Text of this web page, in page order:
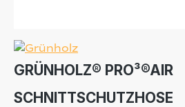
GRÜNHOLZ® PRO³®AIR
SCHNITTSCHUTZHOSE